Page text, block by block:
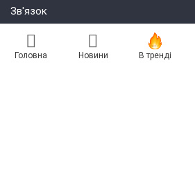
Зв'язок
Реклама на сайті
Есть новость? Присылайте — разместим!
Головна Новини В тренді